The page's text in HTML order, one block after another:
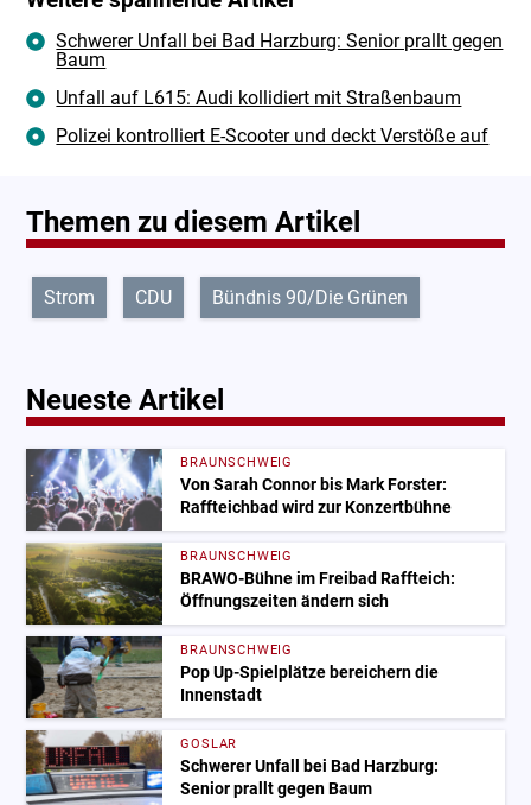
Schwerer Unfall bei Bad Harzburg: Senior prallt gegen
Baum
Unfall auf L615: Audi kollidiert mit Straßenbaum
Polizei kontrolliert E-Scooter und deckt Verstöße auf
Themen zu diesem Artikel
Strom CDU Bündnis 90/Die Grünen
Neueste Artikel
BRAUNSCHWEIG
Von Sarah Connor bis Mark Forster:
Raffteichbad wird zur Konzertbühne
BRAUNSCHWEIG
BRAWO-Bühne im Freibad Raffteich:
Öffnungszeiten ändern sich
BRAUNSCHWEIG
Pop Up-Spielplätze bereichern die
Innenstadt
GOSLAR
Schwerer Unfall bei Bad Harzburg:
Senior prallt gegen Baum